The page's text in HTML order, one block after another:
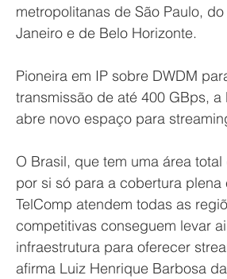
metropolitanas de São Paulo,
Janeiro e de Belo Horizonte.
Pioneira em IP sobre DWDM
transmissão de até 400 GBps,
abre novo espaço para
O Brasil, que tem uma área
por si só para a cobertura
TelComp atendem todas as
competitivas conseguem levar
infraestrutura para oferecer
afirma Luiz Henrique Barbosa